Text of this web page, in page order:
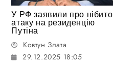
У РФ заявили про нібито
атаку на резиденцію
Путіна
Ковтун Злата
29.12.2025 18:05